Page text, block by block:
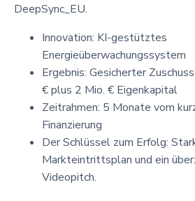
DeepSync_EU.
Innovation: KI-gestütztes
Energieüberwachungssystem
Ergebnis: Gesicherter
€ plus 2 Mio. € Eigenkapital
Zeitrahmen: 5 Monate vom
Finanzierung
Der Schlüssel zum Erfolg:
Markteintrittsplan und ein
Videopitch.